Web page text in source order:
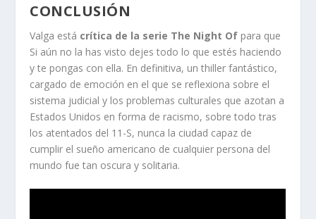
CONCLUSIÓN
Valga está crítica de la serie The Night Of para que
Si aún no la has visto dejes todo lo que estés haciendo
y te pongas con ella. En definitiva, un thiller fantástico,
cargado de emoción en el que se reflexiona sobre el
sistema judicial y los problemas culturales que azotan a
Estados Unidos en forma de racismo, sobre todo tras
los atentados del 11-S, nunca la ciudad capaz de
cumplir el sueño americano de cualquier persona del
mundo fue tan oscura y solitaria.